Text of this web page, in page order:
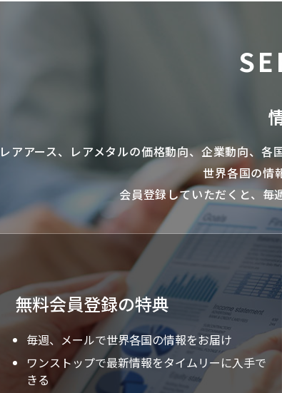
レアアース、 レアメタルの価格動向、企業動向、各
世界各国の情
会員登録していただくと、毎
無料会員登録の特典
毎週、メールで世界各国の情報をお届け
ワンストップで最新情報をタイムリーに入手で
きる